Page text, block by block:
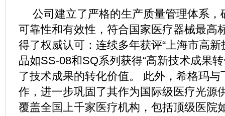
公司建立了严格的生产质量管理体系，
可靠性和有效性，符合国家医疗器械最高
得了权威认可：连续多年获评“上海市高新
品如SS-08和SQ系列获得“高新技术成果
了技术成果的转化价值。 此外，希格玛与
作，进一步巩固了其作为国际级医疗光源
覆盖全国上千家医疗机构，包括顶级医院